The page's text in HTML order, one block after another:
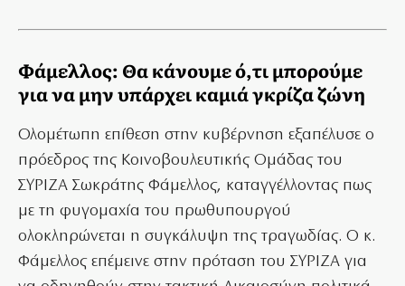
Φάμελλος: Θα κάνουμε ό,τι μπορούμε
για να μην υπάρχει καμιά γκρίζα ζώνη
Ολομέτωπη επίθεση στην κυβέρνηση εξαπέλυσε ο
πρόεδρος της Κοινοβουλευτικής Ομάδας του
ΣΥΡΙΖΑ Σωκράτης Φάμελλος, καταγγέλλοντας πως
με τη φυγομαχία του πρωθυπουργού
ολοκληρώνεται η συγκάλυψη της τραγωδίας. Ο κ.
Φάμελλος επέμεινε στην πρόταση του ΣΥΡΙΖΑ για